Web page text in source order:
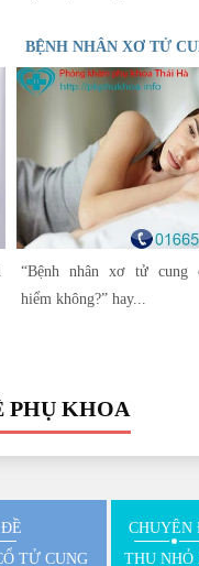
BỆNH NHÂN XƠ TỬ
NGUY HIỂM KHÔNG
“Bệnh nhân xơ tử cung
hiểm không?” hay...
PHỤ KHOA
TỬ CUNG
CHUYÊN
THU NHỎ